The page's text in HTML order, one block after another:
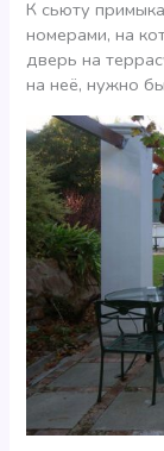
К сьюту
номерами, на
дверь на
на неё, нужно